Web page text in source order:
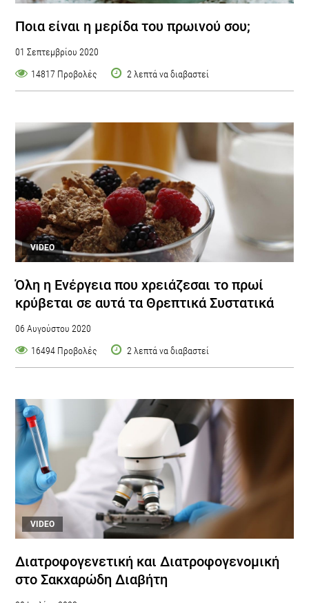
Ποια είναι η μερίδα του πρωινού σου;
01 Σεπτεμβρίου 2020
14817 Προβολές
2 λεπτά να διαβαστεί
VIDEO
Όλη η Ενέργεια που χρειάζεσαι το πρωί
κρύβεται σε αυτά τα Θρεπτικά Συστατικά
06 Αυγούστου 2020
16494 Προβολές
2 λεπτά να διαβαστεί
VIDEO
Διατροφογενετική και Διατροφογενομική
στο Σακχαρώδη Διαβήτη